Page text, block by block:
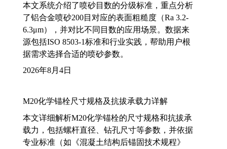
本文系统介绍了喷砂目数的分级标准，重点分析
了铝合金喷砂200目对应的表面粗糙度（Ra 3.2-
6.3μm），并对比不同目数的应用场景。数据来
源包括ISO 8503-1标准和行业实践，帮助用户根
据需求选择合适的喷砂参数。
2026年8月4日
M20化学锚栓尺寸规格及抗拔承载力详解
本文详细解析M20化学锚栓的尺寸规格和抗拔承
载力，包括螺杆直径、钻孔尺寸等参数，并依据
专业标准（如《混凝土结构后锚固技术规程》